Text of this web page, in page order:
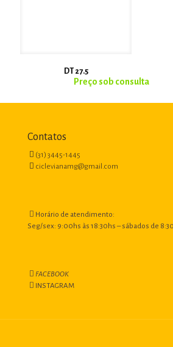
DT 27.5
Contatos
(31) 3445-1445
ciclevianamg@gmail.com
Horário de atendimento:
Seg/sex: 9:00hs às 18:30hs – sábados de
FACEBOOK
INSTAGRAM